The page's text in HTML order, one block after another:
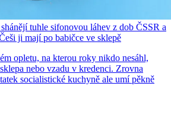
shánějí tuhle sifonovou láhev z dob ČSSR a
ji mají po babičce ve sklepě
opletu, na kterou roky nikdo nesáhl,
nebo vzadu v kredenci. Zrovna
socialistické kuchyně ale umí pěkně